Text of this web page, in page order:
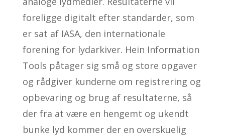
foreligge digitalt efter standarder, som
er sat af IASA, den internationale
forening for lydarkiver. Hein Information
Tools påtager sig små og store opgaver
og rådgiver kunderne om registrering og
opbevaring og brug af resultaterne, så
der fra at være en hengemt og ukendt
bunke lyd kommer der en overskuelig